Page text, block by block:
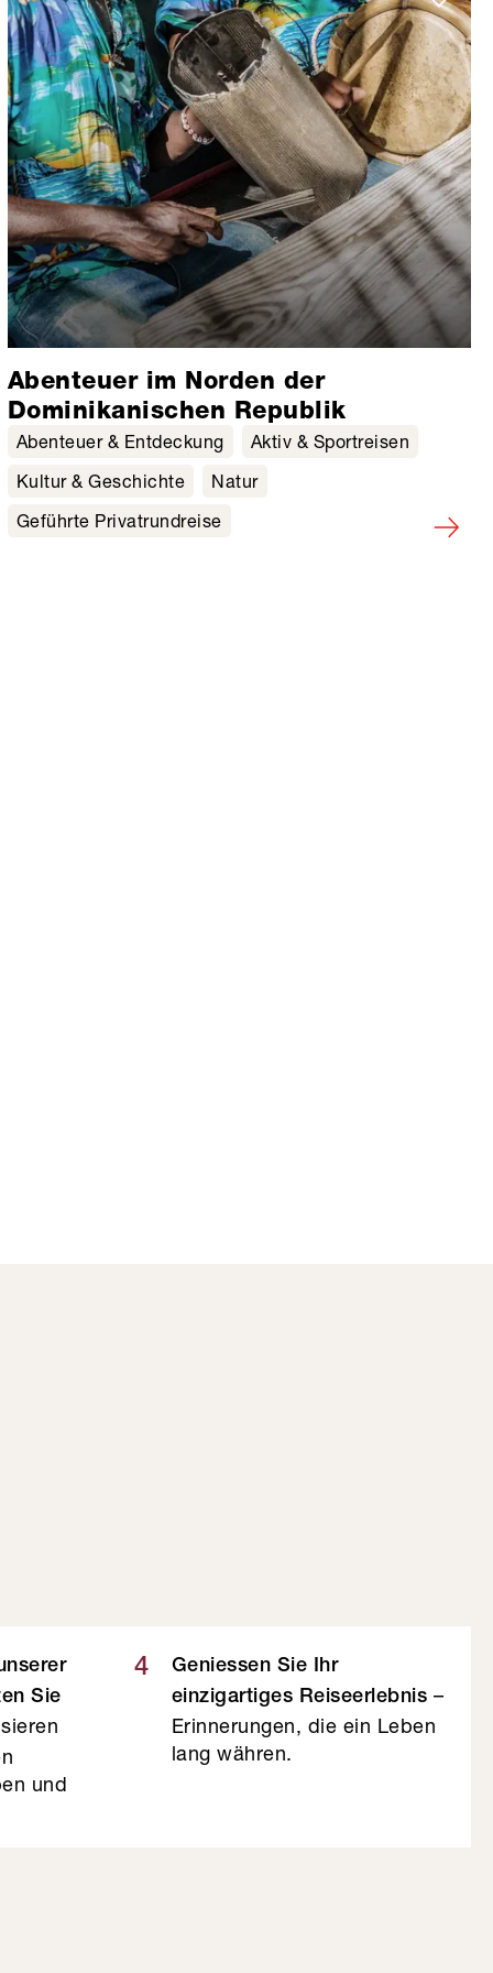
Abenteuer im Norden der
Dominikanischen Republik
Abenteuer & Entdeckung
Aktiv & Sportreisen
Kultur & Geschichte
Natur
Geführte Privatrundreise
Sie
und
4
Geniessen Sie Ihr
einzigartiges Reiseerlebnis –
Erinnerungen, die ein Leben
lang währen.